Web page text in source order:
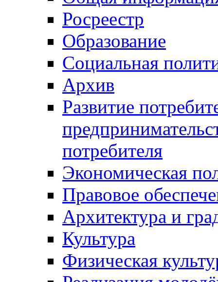
Росреестр
Образование
Социальная
Архив
Развитие
потребителя
Экономическая
Правовое
Архитектура и
Культура
Физическая